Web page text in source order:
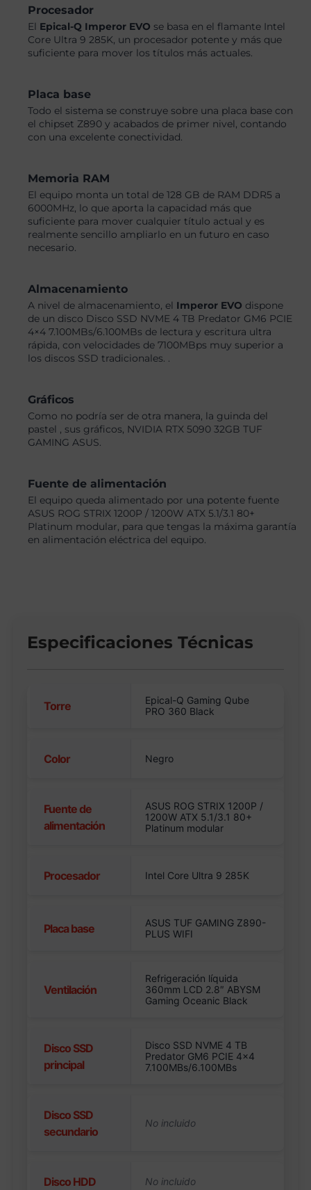
Procesador
El Epical-Q Imperor EVO se basa en el flamante Intel
Core Ultra 9 285K, un procesador potente y más que
suficiente para mover los títulos más actuales.
Placa base
Todo el sistema se construye sobre una placa base con
el chipset Z890 y acabados de primer nivel, contando
con una excelente conectividad.
Memoria RAM
El equipo monta un total de 128 GB de RAM DDR5 a
6000MHz, lo que aporta la capacidad más que
suficiente para mover cualquier título actual y es
realmente sencillo ampliarlo en un futuro en caso
necesario.
Almacenamiento
A nivel de almacenamiento, el Imperor EVO dispone
de un disco Disco SSD NVME 4 TB Predator GM6 PCIE
4×4 7.100MBs/6.100MBs de lectura y escritura ultra
rápida, con velocidades de 7100MBps muy superior a
los discos SSD tradicionales. .
Gráficos
Como no podría ser de otra manera, la guinda del
pastel , sus gráficos, NVIDIA RTX 5090 32GB TUF
GAMING ASUS.
Fuente de alimentación
El equipo queda alimentado por una potente fuente
ASUS ROG STRIX 1200P / 1200W ATX 5.1/3.1 80+
Platinum modular, para que tengas la máxima garantía
en alimentación eléctrica del equipo.
Especificaciones Técnicas
Torre
Epical-Q Gaming Qube
PRO 360 Black
Color Negro
Fuente de
alimentación
ASUS ROG STRIX 1200P /
1200W ATX 5.1/3.1 80+
Platinum modular
Procesador Intel Core Ultra 9 285K
Placa base
ASUS TUF GAMING Z890-
PLUS WIFI
Ventilación
Refrigeración líquida
360mm LCD 2.8″ ABYSM
Gaming Oceanic Black
Disco SSD
principal
Disco SSD NVME 4 TB
Predator GM6 PCIE 4×4
7.100MBs/6.100MBs
Disco SSD
secundario
Disco HDD